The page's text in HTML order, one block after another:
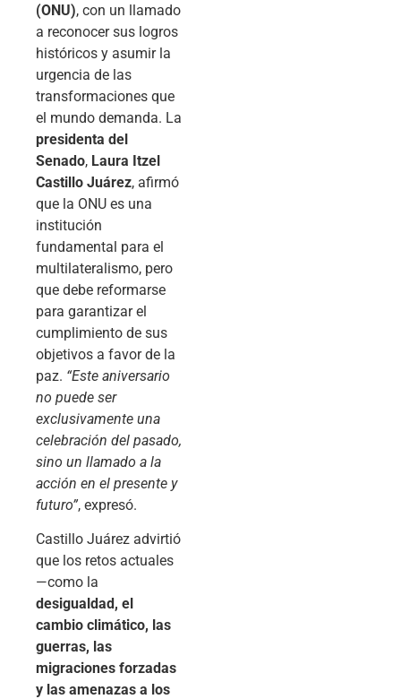
(ONU), con un llamado
a reconocer sus logros
históricos y asumir la
urgencia de las
transformaciones que
el mundo demanda. La
presidenta del
Senado, Laura Itzel
Castillo Juárez, afirmó
que la ONU es una
institución
fundamental para el
multilateralismo, pero
que debe reformarse
para garantizar el
cumplimiento de sus
objetivos a favor de la
paz. “Este aniversario
no puede ser
exclusivamente una
celebración del pasado,
sino un llamado a la
acción en el presente y
futuro”, expresó.
Castillo Juárez advirtió
que los retos actuales
—como la
desigualdad, el
cambio climático, las
guerras, las
migraciones forzadas
y las amenazas a los